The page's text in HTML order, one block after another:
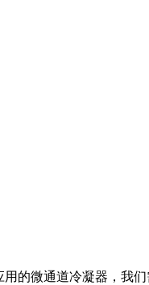
微通道冷凝器，我